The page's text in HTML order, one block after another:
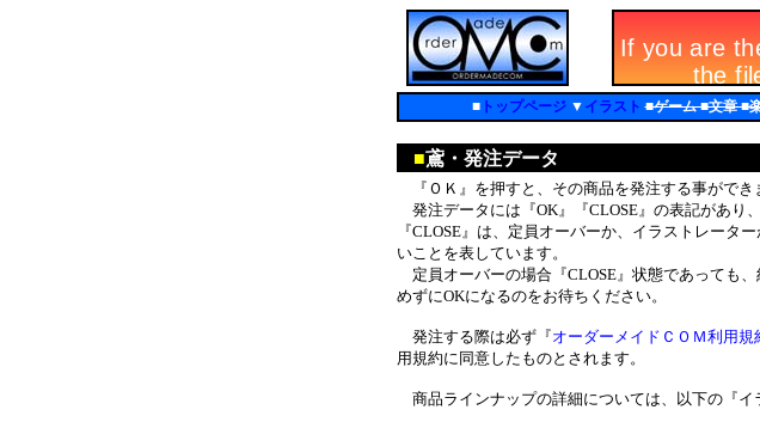
■トップページ▼ イラスト ■ゲーム ■文章 ■
■鳶・発注データ
『ＯＫ』を押すと、その商品を発注する事ができ
発注データには『OK』『CLOSE』の表記があり
『CLOSE』は、定員オーバーか、イラストレータ
いことを表しています。
定員オーバーの場合『CLOSE』状態であっても
めずにOKになるのをお待ちください。
発注する際は必ず『オーダーメイドＣＯＭ利用規
用規約に同意したものとされます。
商品ラインナップの詳細については、以下の『イ